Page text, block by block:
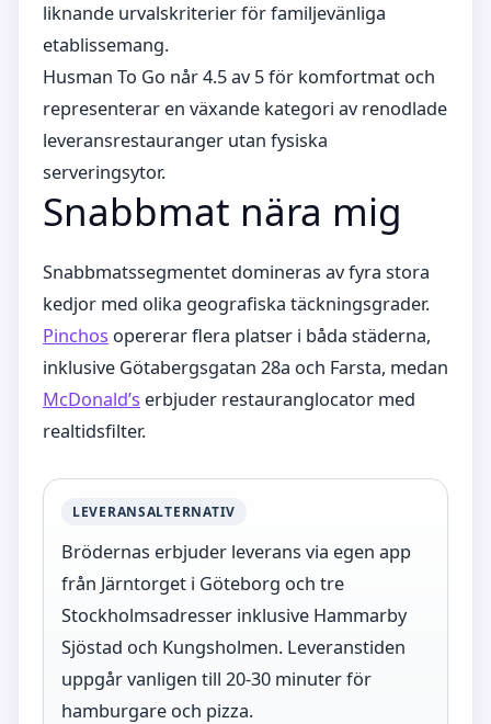
liknande urvalskriterier för familjevänliga
etablissemang.
Husman To Go når 4.5 av 5 för komfortmat och
representerar en växande kategori av renodlade
leveransrestauranger utan fysiska
serveringsytor.
Snabbmat nära mig
Snabbmatssegmentet domineras av fyra stora
kedjor med olika geografiska täckningsgrader.
Pinchos opererar flera platser i båda städerna,
inklusive Götabergsgatan 28a och Farsta, medan
McDonald’s erbjuder restauranglocator med
realtidsfilter.
LEVERANSALTERNATIV
Brödernas erbjuder leverans via egen app
från Järntorget i Göteborg och tre
Stockholmsadresser inklusive Hammarby
Sjöstad och Kungsholmen. Leveranstiden
uppgår vanligen till 20-30 minuter för
hamburgare och pizza.